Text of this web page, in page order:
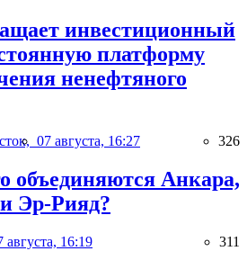
инвестиционный
платформу
ненефтяного
07 августа, 16:27 326
объединяются Анкара,
Эр-Рияд?
августа, 16:19 311